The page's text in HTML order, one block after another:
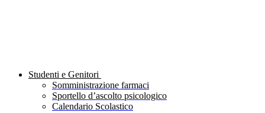
Studenti e Genitori
Somministrazione farmaci
Sportello d’ascolto psicologico
Calendario Scolastico